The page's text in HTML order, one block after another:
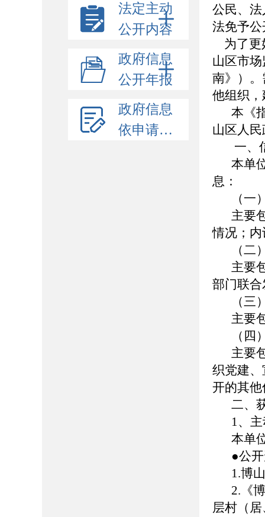
法定主动
公开内容
政府信息
公开年报
政府信息
依申请公开
公民、
法免予
为了更
山区市
南》）
他组织
本《
山区人民
一、
本单
息：
（一
主要
情况；
（二
主要
部门联
（三
主要
（四
主要
织党建
开的其
二、
1、
本单
●公
1.博
2.《
层村（